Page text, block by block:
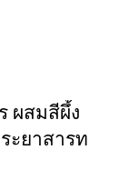
ผสมสีผึ้ง
ะยาสารท